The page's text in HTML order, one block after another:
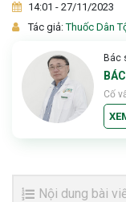
14:01 - 27/11/2023
Tác giả:Thuốc Dân
Bác
Cố
Nội dung bài